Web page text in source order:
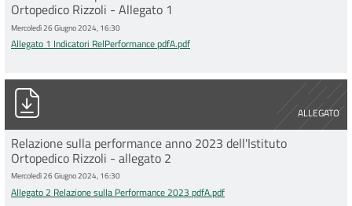
Ortopedico Rizzoli - Allegato 1
Mercoledì 26 Giugno 2024, 16:30
Allegato 1 Indicatori RelPerformance pdfA.pdf
ALLEGATO
Allegato 2 Relazione sulla Performance 2023 pdfA.pdf
Relazione sulla performance anno 2023 dell'Istituto
Ortopedico Rizzoli - allegato 2
Mercoledì 26 Giugno 2024, 16:30
Allegato 2 Relazione sulla Performance 2023 pdfA.pdf